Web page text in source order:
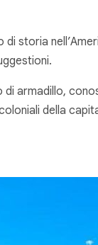
di storia
armadillo,
della